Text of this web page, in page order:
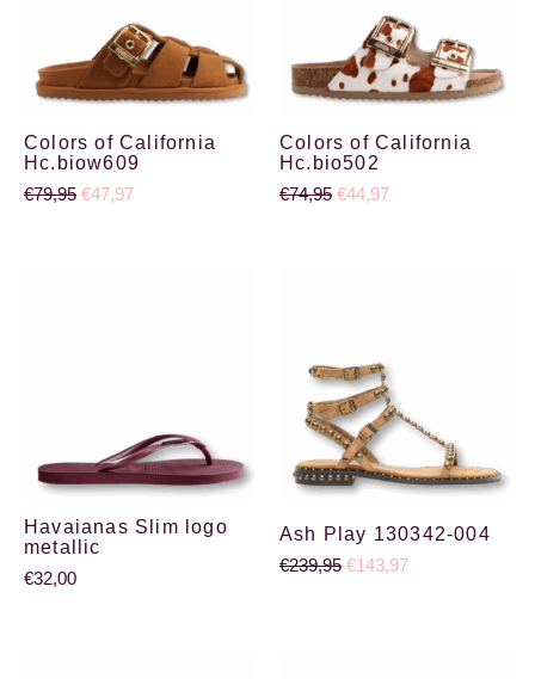
Colors of California
Hc.biow609
€79,95 €47,97
Colors of California
Hc.bio502
€74,95 €44,97
Havaianas Slim logo
metallic
€32,00
Ash Play 130342-004
€239,95 €143,97